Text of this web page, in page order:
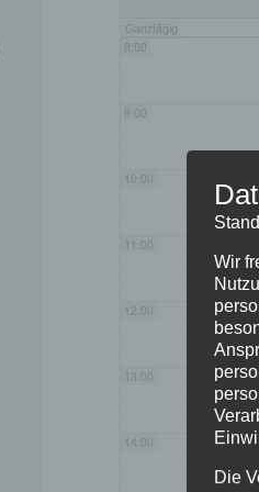
Ganztägig
8:00
9:00
10:00
11:00
12:00
13:00
14:00
Wir
Die